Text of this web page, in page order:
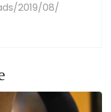
2019/08/